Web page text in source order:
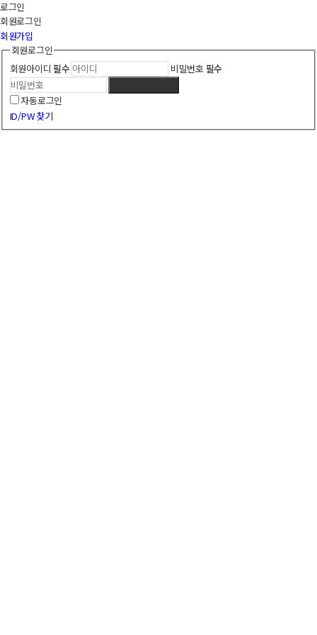
로그인
회원로그인
회원가입
회원로그인
회원아이디 필수 비밀번호 필수
자동로그인
ID/PW 찾기